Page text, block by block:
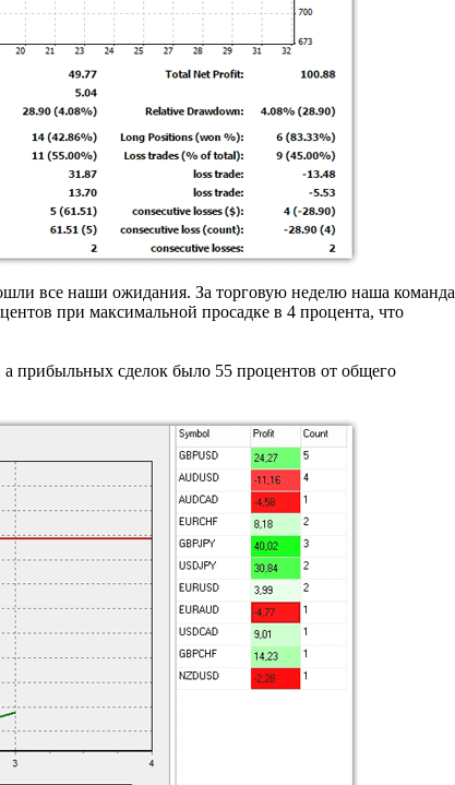
все наши ожидания. За торговую неделю наша команда
при максимальной просадке в 4 процента, что
а прибыльных сделок было 55 процентов от общего